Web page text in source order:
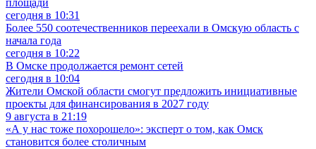
площади
сегодня в 10:31
Более 550 соотечественников переехали в Омскую область с
начала года
сегодня в 10:22
В Омске продолжается ремонт сетей
сегодня в 10:04
Жители Омской области смогут предложить инициативные
проекты для финансирования в 2027 году
9 августа в 21:19
«А у нас тоже похорошело»: эксперт о том, как Омск
становится более столичным